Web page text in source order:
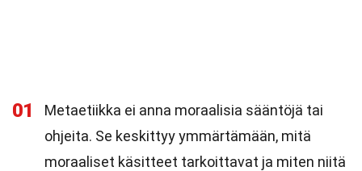
01
Metaetiikka ei anna moraalisia sääntöjä tai
ohjeita. Se keskittyy ymmärtämään, mitä
moraaliset käsitteet tarkoittavat ja miten niitä